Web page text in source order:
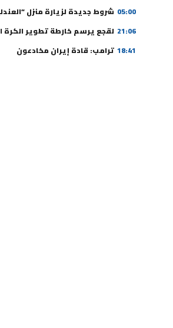
05:00 شروط جديدة لزيارة منزل
21:06 لقجع يرسم خارطة تطوير الكرة
18:41 ترامب: قادة إيران مخادعون